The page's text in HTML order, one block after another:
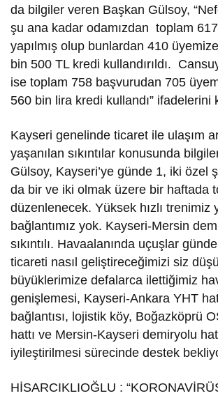
da bilgiler veren Başkan Gülsoy,
şu ana kadar odamızdan toplam
yapılmış olup bunlardan 410
bin 500 TL kredi kullandırıldı.
ise toplam 758 başvurudan 705
560 bin lira kredi kullandı” ifadelerini
Kayseri genelinde ticaret ile ulaşım
yaşanılan sıkıntılar konusunda
Gülsoy, Kayseri’ye günde 1, iki özel
da bir ve iki olmak üzere bir haftada
düzenlenecek. Yüksek hızlı trenimiz
bağlantımız yok. Kayseri-Mersin
sıkıntılı. Havaalanında uçuşlar
ticareti nasıl geliştireceğimizi siz
büyüklerimize defalarca ilettiğimiz
genişlemesi, Kayseri-Ankara YHT
bağlantısı, lojistik köy, Boğazköprü
hattı ve Mersin-Kayseri demiryolu
iyileştirilmesi sürecinde destek
HİSARCIKLIOĞLU :